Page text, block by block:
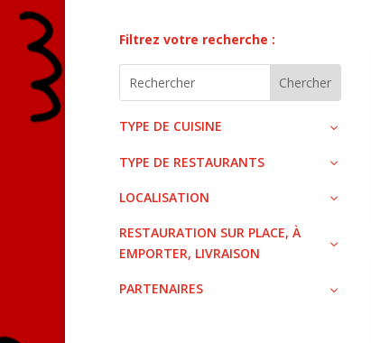
Filtrez votre recherche :
TYPE DE CUISINE
TYPE DE RESTAURANTS
LOCALISATION
RESTAURATION SUR PLACE, À
EMPORTER, LIVRAISON
PARTENAIRES